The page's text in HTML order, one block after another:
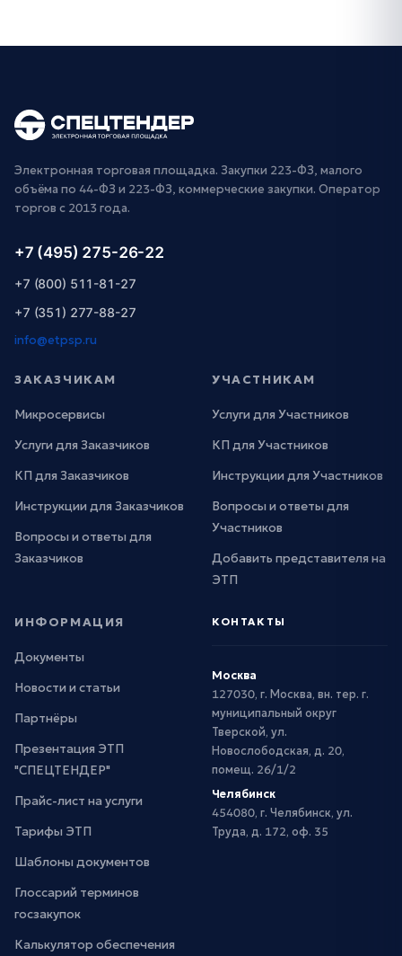
Электронная торговая площадка. Закупки 223-ФЗ, малого
объёма по 44-ФЗ и 223-ФЗ, коммерческие закупки. Оператор
торгов с 2013 года.
+7 (495) 275-26-22
+7 (800) 511-81-27
+7 (351) 277-88-27
info@etpsp.ru
ЗАКАЗЧИКАМ
Микросервисы
Услуги для Заказчиков
КП для Заказчиков
Инструкции для Заказчиков
Вопросы и ответы для
Заказчиков
УЧАСТНИКАМ
Услуги для Участников
КП для Участников
Инструкции для Участников
Вопросы и ответы для
Участников
Добавить представителя на
ЭТП
ИНФОРМАЦИЯ
Документы
Новости и статьи
Партнёры
Презентация ЭТП
"СПЕЦТЕНДЕР"
Прайс-лист на услуги
Тарифы ЭТП
Шаблоны документов
Глоссарий терминов
госзакупок
Калькулятор обеспечения
КОНТАКТЫ
Москва
127030, г. Москва, вн. тер. г.
муниципальный округ
Тверской, ул.
Новослободская, д. 20,
помещ. 26/1/2
Челябинск
454080, г. Челябинск, ул.
Труда, д. 172, оф. 35